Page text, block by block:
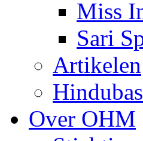
Miss
Sari
Artikelen
Over OHM